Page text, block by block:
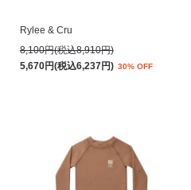
Rylee & Cru
8,100円(税込8,910円)
5,670円(税込6,237円) 30% OFF